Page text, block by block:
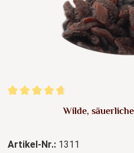
Durchschnittliche Bewertung
Artikel-Nr.: 1311